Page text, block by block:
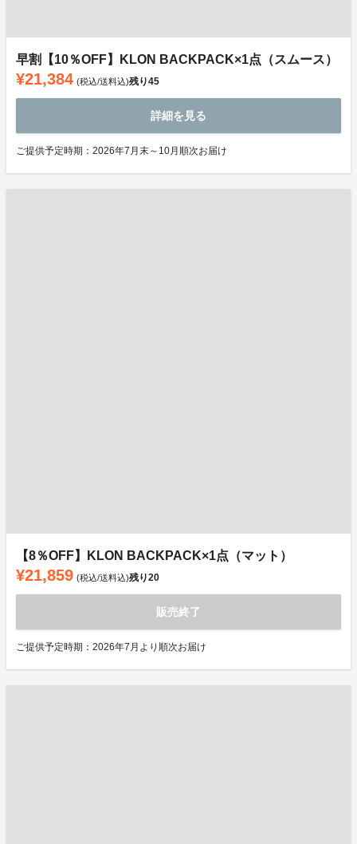
早割【10％OFF】KLON BACKPACK×1点（スムース）
¥21,384 (税込/送料込)残り45
詳細を見る
ご提供予定時期：2026年7月末～10月順次お届け
【8％OFF】KLON BACKPACK×1点（マット）
¥21,859 (税込/送料込)残り20
販売終了
ご提供予定時期：2026年7月より順次お届け